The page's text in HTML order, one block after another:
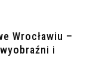
Wrocławiu –
i